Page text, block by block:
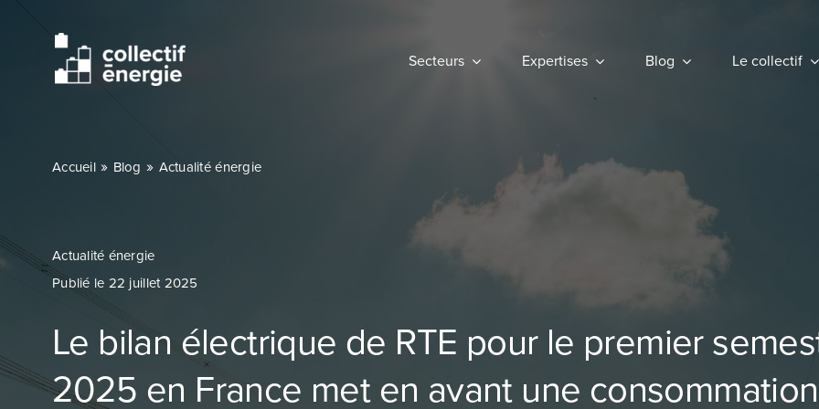
contenu
Secteurs Expertises Blog Le collectif
Secteurs Expertises Blog Le collectif
Accueil» Blog » Actualité énergie
Actualité énergie
Publié le 22 juillet 2025
Le bilan électrique de RTE pour le premier
2025 en France met en avant une consommation